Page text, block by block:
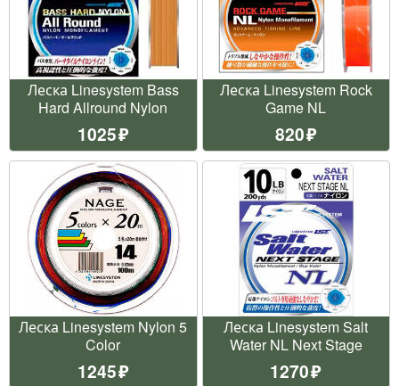
Леска Linesystem Bass
Hard Allround Nylon
1025
Леска Linesystem Rock
Game NL
820
Леска Linesystem Nylon 5
Color
1245
Леска Linesystem Salt
Water NL Next Stage
1270